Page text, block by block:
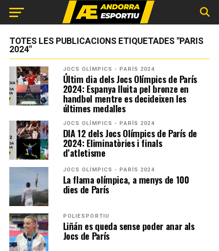
TOTES LES PUBLICACIONS ETIQUETADES "PARIS
2024"
JOCS OLÍMPICS - PARÍS 2024
Últim dia dels Jocs Olímpics de París
2024: Espanya lluita pel bronze en
handbol mentre es decideixen les
últimes medalles
JOCS OLÍMPICS - PARÍS 2024
DIA 12 dels Jocs Olímpics de París de
2024: Eliminatòries i finals
d’atletisme
JOCS OLÍMPICS - PARÍS 2024
La flama olímpica, a menys de 100
dies de París
POLIESPORTIU
Liñán es queda sense poder anar als
Jocs de París